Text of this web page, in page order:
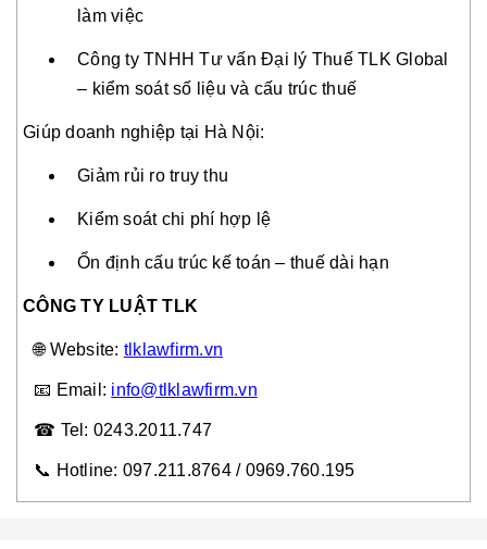
làm việc
Công ty TNHH Tư vấn Đại lý Thuế TLK Global
– kiểm soát số liệu và cấu trúc thuế
Giúp doanh nghiệp tại Hà Nội:
Giảm rủi ro truy thu
Kiểm soát chi phí hợp lệ
Ổn định cấu trúc kế toán – thuế dài hạn
CÔNG TY LUẬT TLK
🌐Website: tlklawfirm.vn
📧 Email: info@tlklawfirm.vn
☎ Tel: 0243.2011.747
📞 Hotline: 097.211.8764 / 0969.760.195